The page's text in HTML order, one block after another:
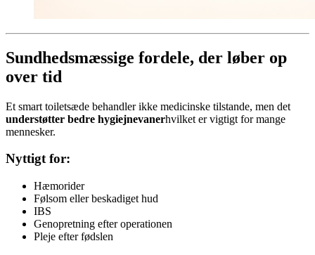
Sundhedsmæssige fordele, der løber op
over tid
Et smart toiletsæde behandler ikke medicinske tilstande, men det
understøtter bedre hygiejnevanerhvilket er vigtigt for mange
mennesker.
Nyttigt for:
Hæmorider
Følsom eller beskadiget hud
IBS
Genopretning efter operationen
Pleje efter fødslen